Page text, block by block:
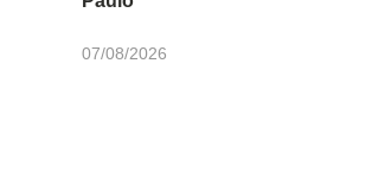
07/08/2026